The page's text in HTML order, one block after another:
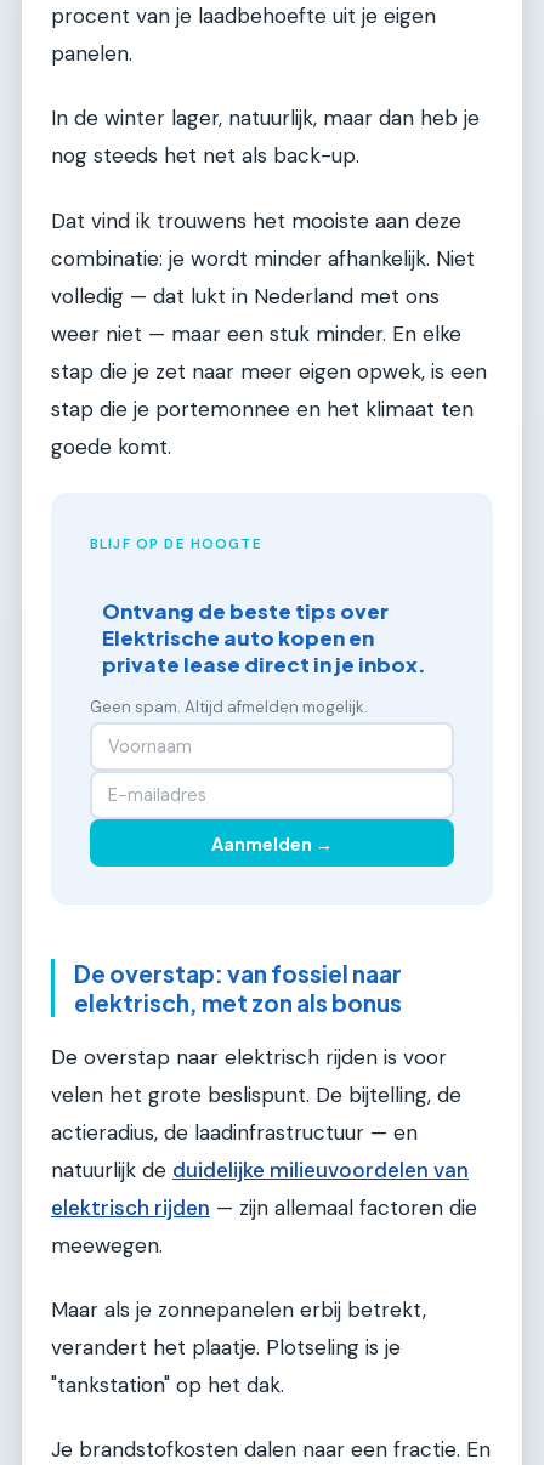
procent van je laadbehoefte uit je eigen
panelen.
In de winter lager, natuurlijk, maar dan heb je
nog steeds het net als back-up.
Dat vind ik trouwens het mooiste aan deze
combinatie: je wordt minder afhankelijk. Niet
volledig — dat lukt in Nederland met ons
weer niet — maar een stuk minder. En elke
stap die je zet naar meer eigen opwek, is een
stap die je portemonnee en het klimaat ten
goede komt.
BLIJF OP DE HOOGTE
Ontvang de beste tips over
Elektrische auto kopen en
private lease direct in je inbox.
Geen spam. Altijd afmelden mogelijk.
Aanmelden →
De overstap: van fossiel naar
elektrisch, met zon als bonus
De overstap naar elektrisch rijden is voor
velen het grote beslispunt. De bijtelling, de
actieradius, de laadinfrastructuur — en
natuurlijk de duidelijke milieuvoordelen van
elektrisch rijden — zijn allemaal factoren die
meewegen.
Maar als je zonnepanelen erbij betrekt,
verandert het plaatje. Plotseling is je
"tankstation" op het dak.
Je brandstofkosten dalen naar een fractie. En